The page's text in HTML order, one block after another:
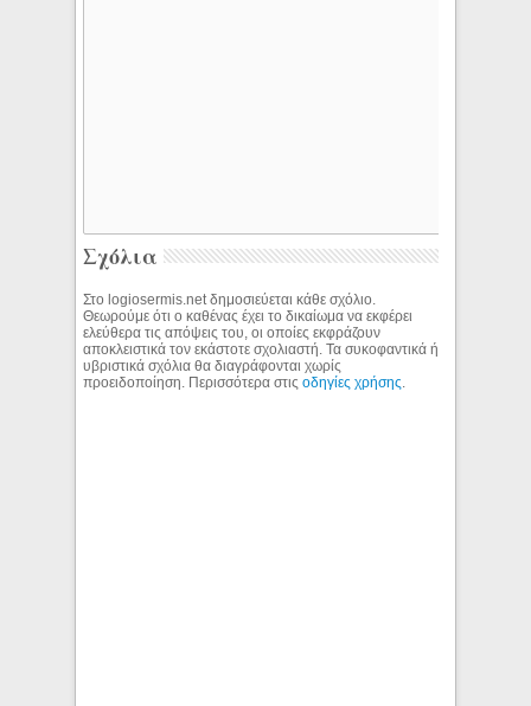
Σχόλια
Στο logiosermis.net δημοσιεύεται κάθε σχόλιο.
Θεωρούμε ότι ο καθένας έχει το δικαίωμα να εκφέρει
ελεύθερα τις απόψεις του, οι οποίες εκφράζουν
αποκλειστικά τον εκάστοτε σχολιαστή. Τα συκοφαντικά ή
υβριστικά σχόλια θα διαγράφονται χωρίς
προειδοποίηση. Περισσότερα στιςοδηγίες χρήσης